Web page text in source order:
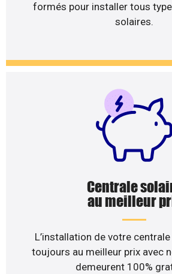
formés pour installer tous
solaires.
Centrale
au meilleur
L’installation de votre
toujours au meilleur prix avec
demeurent 100%